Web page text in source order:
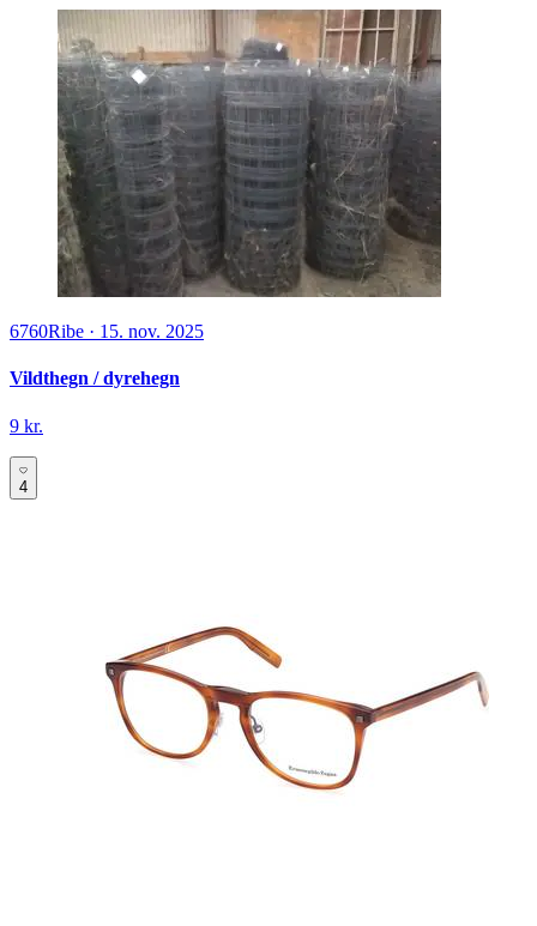
6760Ribe · 15. nov. 2025
Vildthegn / dyrehegn
9 kr.
4